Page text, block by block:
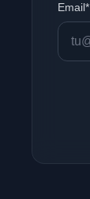
Email*